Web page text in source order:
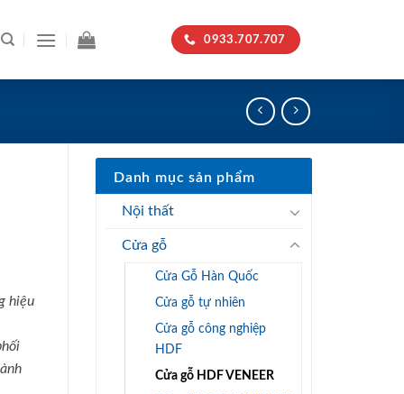
0933.707.707
Danh mục sản phẩm
Nội thất
Cửa gỗ
Cửa Gỗ Hàn Quốc
Cửa gỗ tự nhiên
Cửa gỗ công nghiệp
HDF
Cửa gỗ HDF VENEER
hiệu